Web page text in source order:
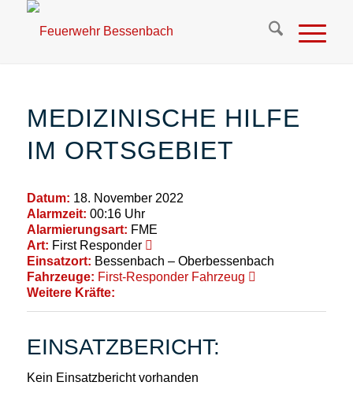
MEDIZINISCHE HILFE
IM ORTSGEBIET
Datum: 18. November 2022
Alarmzeit: 00:16 Uhr
Alarmierungsart: FME
Art: First Responder
Einsatzort: Bessenbach – Oberbessenbach
Fahrzeuge: First-Responder Fahrzeug
Weitere Kräfte:
EINSATZBERICHT:
Kein Einsatzbericht vorhanden